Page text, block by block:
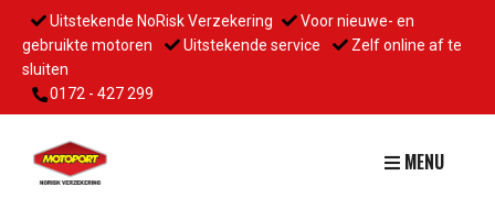
Uitstekende NoRisk Verzekering
Voor nieuwe- en
gebruikte motoren
Uitstekende service
Zelf online af te
sluiten
0172 - 427 299
MENU